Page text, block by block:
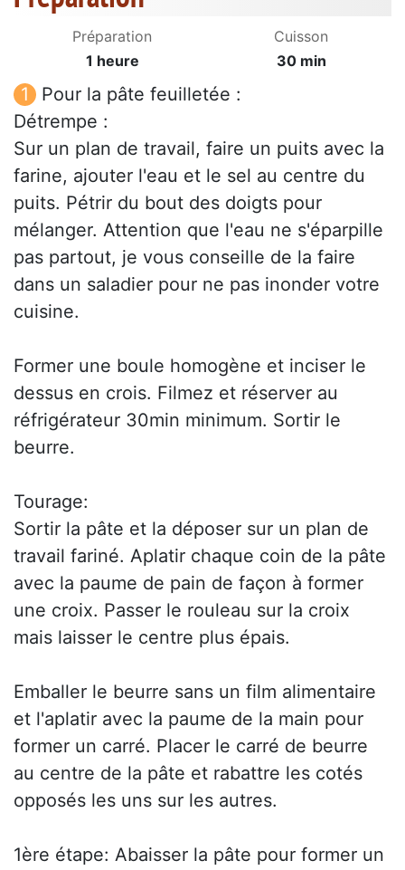
Préparation
1 heure
Cuisson
30 min
Pour la pâte feuilletée :
Détrempe :
Sur un plan de travail, faire un puits avec la
farine, ajouter l'eau et le sel au centre du
puits. Pétrir du bout des doigts pour
mélanger. Attention que l'eau ne s'éparpille
pas partout, je vous conseille de la faire
dans un saladier pour ne pas inonder votre
cuisine.
Former une boule homogène et inciser le
dessus en crois. Filmez et réserver au
réfrigérateur 30min minimum. Sortir le
beurre.
Tourage:
Sortir la pâte et la déposer sur un plan de
travail fariné. Aplatir chaque coin de la pâte
avec la paume de pain de façon à former
une croix. Passer le rouleau sur la croix
mais laisser le centre plus épais.
Emballer le beurre sans un film alimentaire
et l'aplatir avec la paume de la main pour
former un carré. Placer le carré de beurre
au centre de la pâte et rabattre les cotés
opposés les uns sur les autres.
1ère étape: Abaisser la pâte pour former un